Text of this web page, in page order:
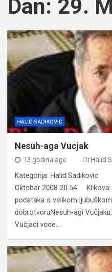
Dan: 29.
HALID SADIKOVIĆ
Nesuh-aga Vucjak
13 godina ago Dr.Halid
Kategorija: Halid Sadikovic
Oktobar 2008 20:54 Klikova:
podataka o velikom
dobrotvoruNesuh-agi
Vučjaci vode…